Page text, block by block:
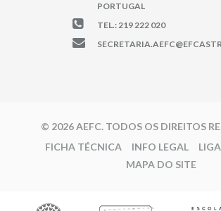
PORTUGAL
TEL.: 219 222 020
© 2026 AEFC. TODOS OS DIREITOS
FICHA TÉCNICA
INFO LEGAL
MAPA DO SITE